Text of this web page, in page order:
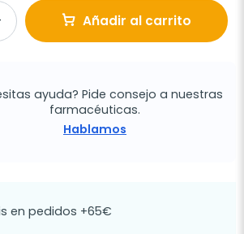
Añadir al carrito
ayuda? Pide consejo a nuestras
farmacéuticas.
Hablamos
en pedidos +65€